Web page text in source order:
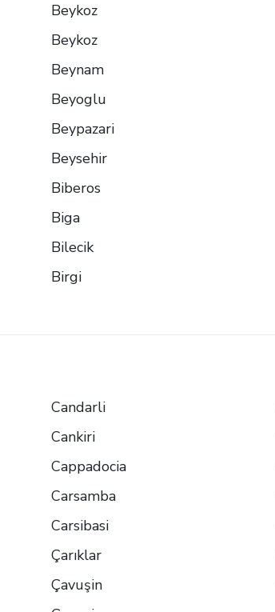
Beykoz
Beykoz
Beynam
Beyoglu
Beypazari
Beysehir
Biberos
Biga
Bilecik
Birgi
Candarli
Cankiri
Cappadocia
Carsamba
Carsibasi
Çarıklar
Çavuşin